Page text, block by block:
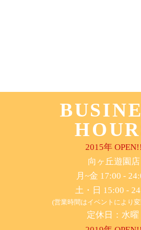
2015年 OPEN!!
​向ヶ丘遊園店
月~金 17:00 -
土・日 15:00 -
(営業時間はイベントにより
定休日：水曜